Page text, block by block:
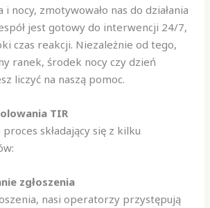
nocy, zmotywowało nas do działania
jest gotowy do interwencji 24/7,
czas reakcji. Niezależnie od tego,
ranek, środek nocy czy dzień
liczyć na naszą pomoc.
TIR
składający się z kilku
zgłoszenia
nasi operatorzy przystępują